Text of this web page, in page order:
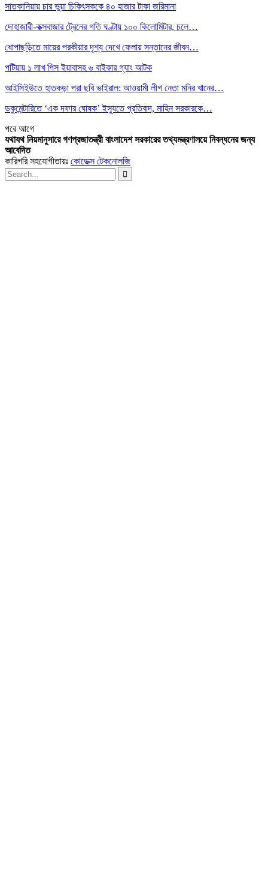
সাতকানিয়ায় চার ভুয়া চিকিৎসককে ৪০ হাজার টাকা জরিমানা
দোহাজারী-কক্সবাজার ট্রেনের গতি ঘণ্টায় ১০০ কিলোমিটার, চলে…
ধোপাছড়িতে মায়ের পরকীয়ার দৃশ্য দেখে ফেলায় সন্তানের জীবন…
পটিয়ায় ১ লাখ পিস ইয়াবাসহ ৬ বাইকার গ্যাং আটক
আইসিইউতে হাতকড়া পরা ছবি ভাইরাল: আওয়ামী লীগ নেতা মনির খানের…
ডকুমেন্টারিতে ‘এক দফার ঘোষক’ ইস্যুতে প্রতিবাদ, মাহিন সরকারকে…
পরেআগে
যথাযথ নিয়মানুসারে গণপ্রজাতন্ত্রী বাংলাদেশ সরকারের তথ্যমন্ত্রণালয়ে নিবন্ধনের জন্য
আবেদিত
কারিগরি সহযোগীতায়ঃ কোডেক্স টেকনোলজি